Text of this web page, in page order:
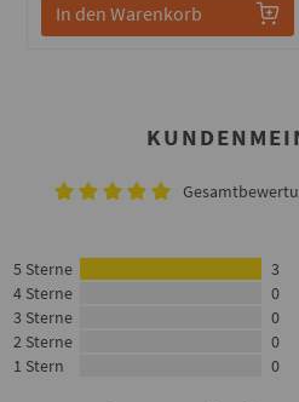
In den Warenkorb
5 Sterne
3
4 Sterne
0
3 Sterne
0
2 Sterne
0
1 Stern
0